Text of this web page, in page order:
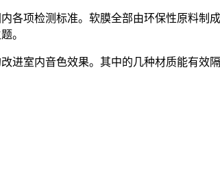
各项检测标准。软膜全部由环保性原料制
。
室内音色效果。其中的几种材质能有效